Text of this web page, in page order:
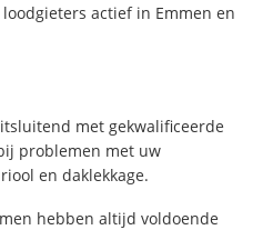
actief in Emmen en
met gekwalificeerde
problemen met uw
en daklekkage.
hebben altijd voldoende